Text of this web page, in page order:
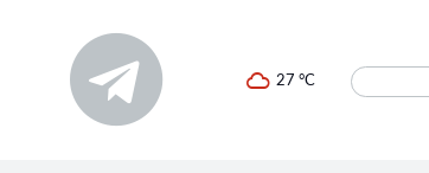
27 °C